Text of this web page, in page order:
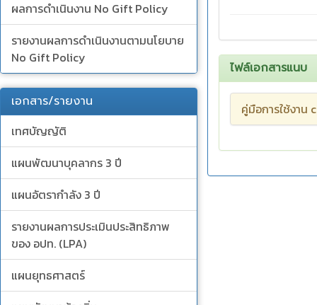
ผลการดำเนินงาน No Gift Policy
รายงานผลการดำเนินงานตามนโยบาย
No Gift Policy
เอกสาร/รายงาน
เทศบัญญัติ
แผนพัฒนาบุคลากร 3 ปี
แผนอัตรากำลัง 3 ปี
รายงานผลการประเมินประสิทธิภาพ
ของ อปท. (LPA)
แผนยุทธศาสตร์
ไฟล์เอกสารแนบ
คู่มือการใช้งาน